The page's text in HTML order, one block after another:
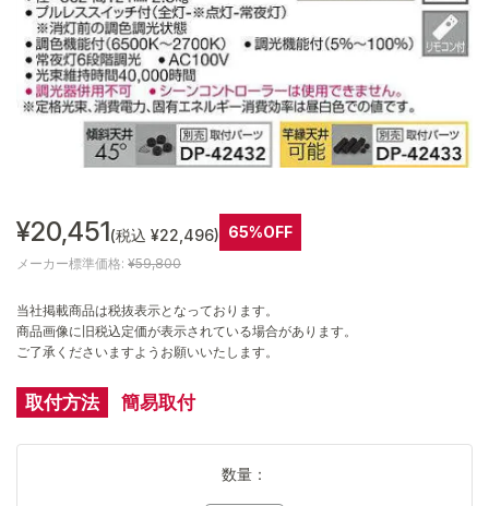
¥20,451(税込 ¥22,496) 65%OFF
メーカー標準価格: ¥59,800
当社掲載商品は税抜表示となっております。
商品画像に旧税込定価が表示されている場合があります。
ご了承くださいますようお願いいたします。
取付方法 簡易取付
数量：